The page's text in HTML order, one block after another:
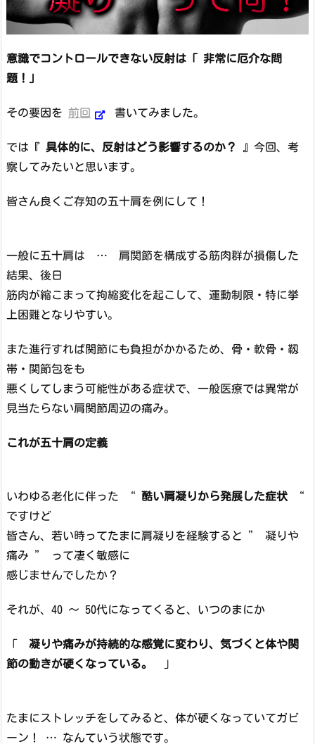
意識でコントロールできない反射は「 非常に厄介な問
題！」
その要因を 前回 書いてみました。
では『 具体的に、反射はどう影響するのか？
』今回、考
察してみたいと思います。
皆さん良くご存知の五十肩を例にして！
一般に五十肩は … 肩関節を構成する筋肉群が損傷した
結果、後日
筋肉が縮こまって拘縮変化を起こして、運動制限・特に挙
上困難となりやすい。
また進行すれば関節にも負担がかかるため、骨・軟骨・靱
帯・関節包をも
悪くしてしまう可能性がある症状で、一般医療では異常が
見当たらない肩関節周辺の痛み。
これが五十肩の定義
いわゆる老化に伴った “ 酷い肩凝りから発展した症状 “
ですけど
皆さん、若い時ってたまに肩凝りを経験すると ” 凝りや
痛み ” って凄く敏感に
感じませんでしたか？
それが、40 ～ 50代になってくると、いつのまにか
凝りや痛みが持続的な感覚に変わり、気づくと体や関
節の動きが硬くなっている。
」
たまにストレッチをしてみると、体が硬くなっていてガビ
ーン！ … なんていう状態です。